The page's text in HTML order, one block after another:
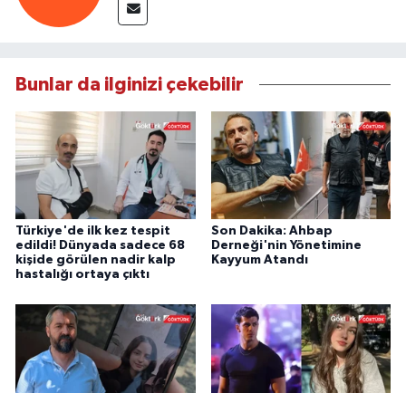
Bunlar da ilginizi çekebilir
Türkiye'de ilk kez tespit
edildi! Dünyada sadece 68
kişide görülen nadir kalp
hastalığı ortaya çıktı
Son Dakika: Ahbap
Derneği'nin Yönetimine
Kayyum Atandı